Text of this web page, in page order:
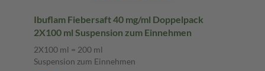
Ibuflam Fiebersaft 40 mg/ml Doppelpack
2X100 ml Suspension zum Einnehmen
2X100 ml = 200 ml
Suspension zum Einnehmen